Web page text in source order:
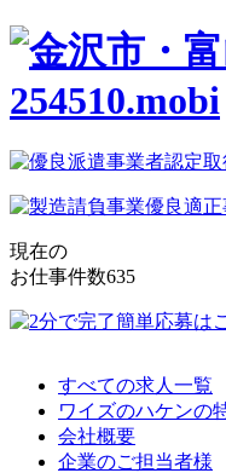
現在の
お仕事件数635
すべての求人一覧
ワイズのハケンの
会社概要
企業のご担当者様